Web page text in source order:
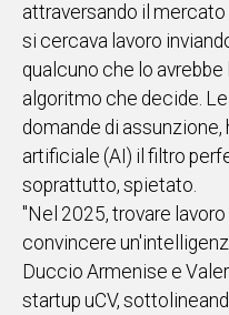
ALTRE
NOTIZIE
POLITICA
IN
ITALIA
NEL
MONDO
SPORT
EVENTI
STORIE
attraversando il mercato
si cercava lavoro
qualcuno che lo
algoritmo che decide.
domande di
artificiale (AI) il filtro
soprattutto, spietato.
"Nel 2025, trovare
convincere
Duccio Armenise e
startup uCV,